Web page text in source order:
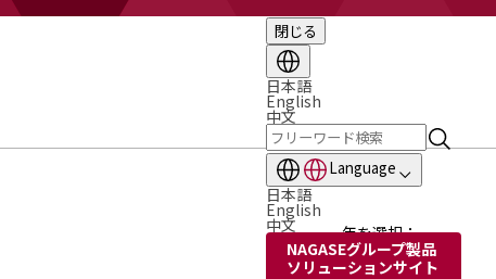
閉じる
日本語
English
中文
Language
日本語
English
中文
NAGASEグループ製品
ソリューションサイト
年を選択：